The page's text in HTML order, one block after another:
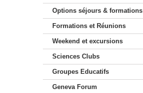
Options séjours & formations
Formations et Réunions
Weekend et excursions
Sciences Clubs
Groupes Educatifs
Geneva Forum